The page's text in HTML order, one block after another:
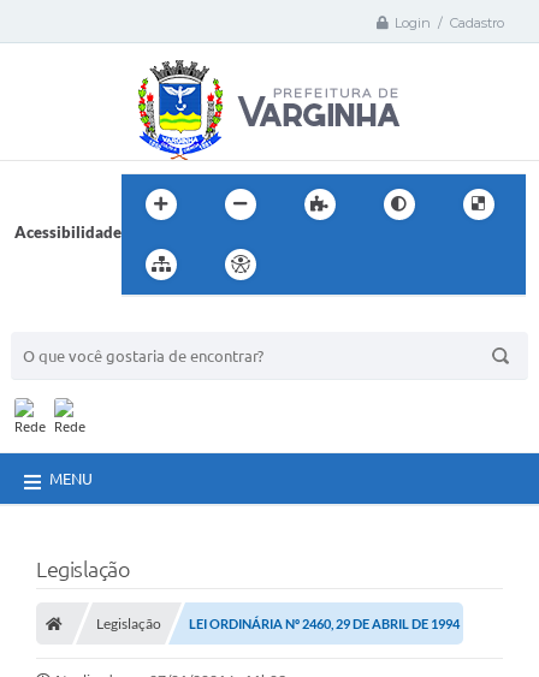
Login / Cadastro
Acessibilidade
MENU
Legislação
Legislação LEI ORDINÁRIA Nº 2460, 29 DE ABRIL DE 1994